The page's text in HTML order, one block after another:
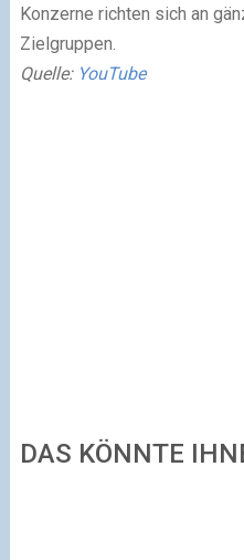
Konzerne richten sich an
Zielgruppen.
Quelle: YouTube
DAS KÖNNTE